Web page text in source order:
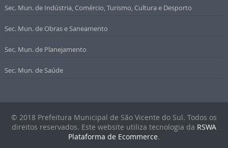
Sec. Mun. de Indústria, Comércio, Turismo, Cultura e Desporto
Sec. Mun. de Obras e Saneamento
Sec. Mun. de Planejamento
Sec. Mun. de Saúde
© 2018 Prefeitura Municipal de São Vicente do Sul. Todos os
direitos reservados. Este website utiliza tecnologia da RSWA
Plataforma de Ecommerce.